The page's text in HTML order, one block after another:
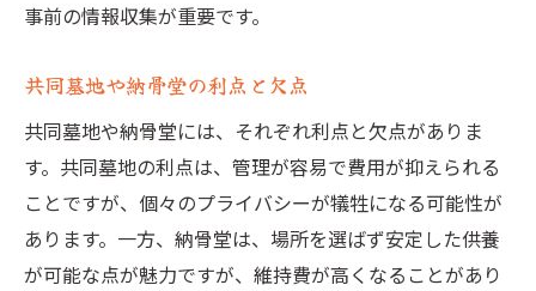
事前の情報収集が重要です。
共同墓地や納骨堂の利点と欠点
共同墓地や納骨堂には、それぞれ利点と欠点がありま
す。共同墓地の利点は、管理が容易で費用が抑えられる
ことですが、個々のプライバシーが犠牲になる可能性が
あります。一方、納骨堂は、場所を選ばず安定した供養
が可能な点が魅力ですが、維持費が高くなることがあり